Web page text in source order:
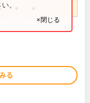
。
×閉じる
る